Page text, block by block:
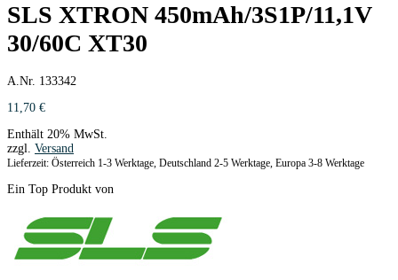
SLS XTRON 450mAh/3S1P/11,1V
30/60C XT30
A.Nr. 133342
11,70 €
Enthält 20% MwSt.
zzgl. Versand
Lieferzeit: Österreich 1-3 Werktage, Deutschland 2-5 Werktage, Europa 3-8 Werktage
Ein Top Produkt von